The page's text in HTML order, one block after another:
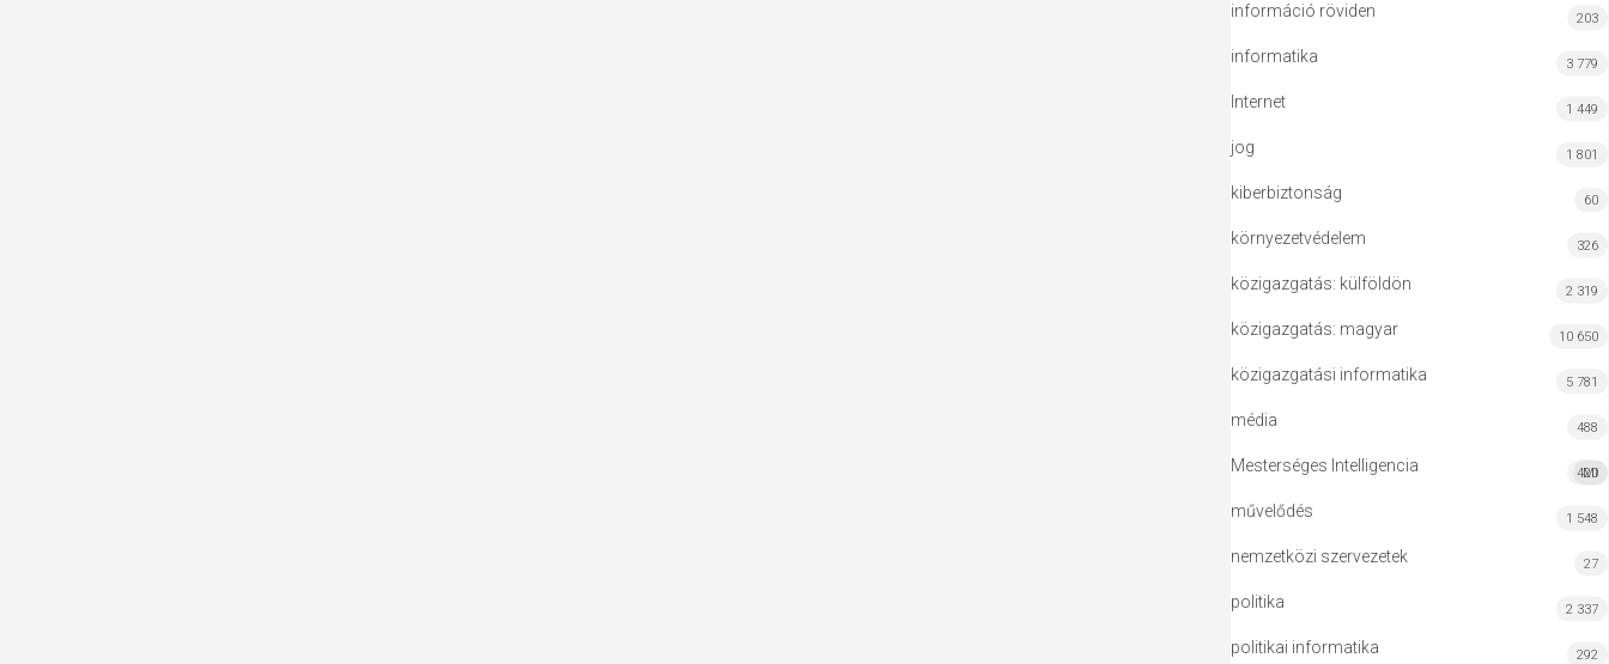
információ röviden 203
informatika 3 779
Internet 1 449
jog 1 801
kiberbiztonság 60
környezetvédelem 326
közigazgatás: külföldön 2 319
közigazgatás: magyar 10 650
közigazgatási informatika 5 781
média 488
Mesterséges Intelligencia MI
420
művelődés 1 548
nemzetközi szervezetek 27
politika 2 337
politikai informatika 292